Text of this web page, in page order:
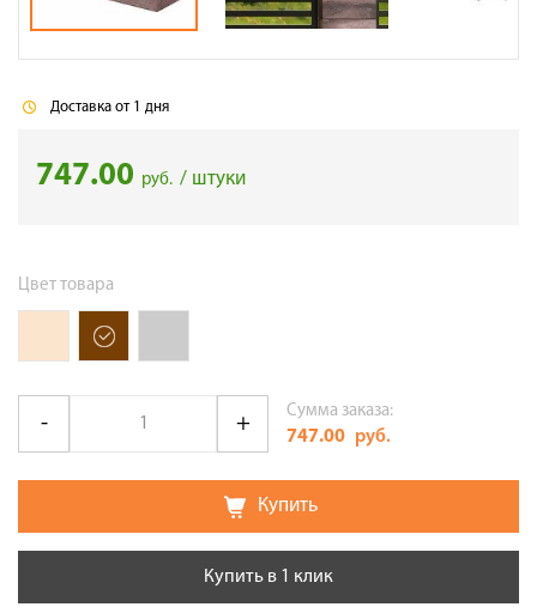
Доставка от 1 дня
747.00 руб. / штуки
Цвет товара
Сумма заказа:
747.00 руб.
Купить
Купить в 1 клик